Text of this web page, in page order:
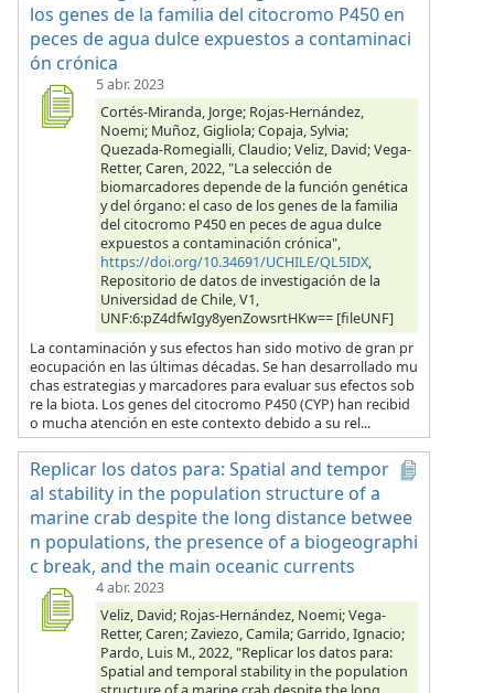
los genes de la familia del citocromo P450 en
peces de agua dulce expuestos a contaminaci
ón crónica
5 abr. 2023
Cortés-Miranda, Jorge; Rojas-Hernández,
Noemi; Muñoz, Gigliola; Copaja, Sylvia;
Quezada-Romegialli, Claudio; Veliz, David; Vega-
Retter, Caren, 2022, "La selección de
biomarcadores depende de la función genética
y del órgano: el caso de los genes de la familia
del citocromo P450 en peces de agua dulce
expuestos a contaminación crónica",
https://doi.org/10.34691/UCHILE/QL5IDX,
Repositorio de datos de investigación de la
Universidad de Chile, V1,
UNF:6:pZ4dfwIgy8yenZowsrtHKw== [fileUNF]
La contaminación y sus efectos han sido motivo de gran pr
eocupación en las últimas décadas. Se han desarrollado mu
chas estrategias y marcadores para evaluar sus efectos sob
re la biota. Los genes del citocromo P450 (CYP) han recibid
o mucha atención en este contexto debido a su rel...
Replicar los datos para: Spatial and tempor
al stability in the population structure of a
marine crab despite the long distance betwee
n populations, the presence of a biogeographi
c break, and the main oceanic currents
4 abr. 2023
Veliz, David; Rojas-Hernández, Noemi; Vega-
Retter, Caren; Zaviezo, Camila; Garrido, Ignacio;
Pardo, Luis M., 2022, "Replicar los datos para:
Spatial and temporal stability in the population